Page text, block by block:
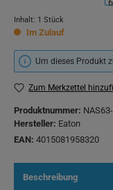
Inhalt: 1 Stück
Im Zulauf
Um dieses Produkt
Zum Merkzettel
Produktnummer:
Hersteller: Eaton
EAN: 4015081958320
Beschreibung